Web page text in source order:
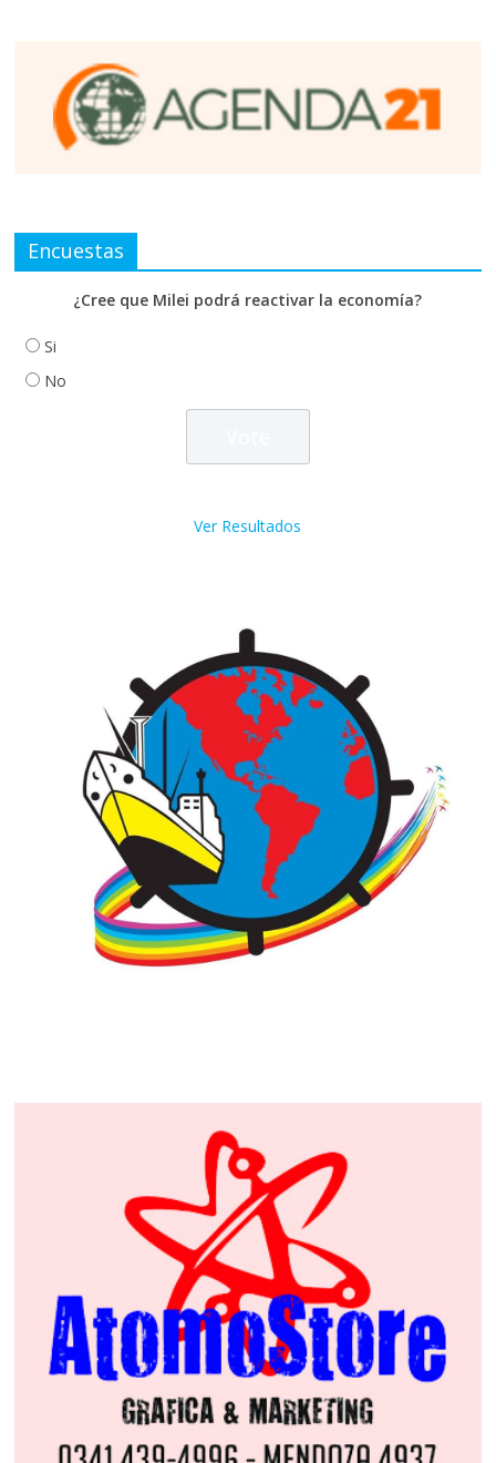
Encuestas
¿Cree que Milei podrá reactivar la economía?
Si
No
Ver Resultados